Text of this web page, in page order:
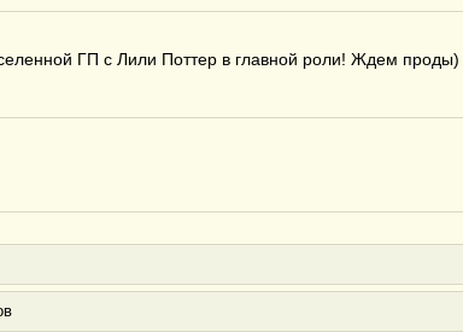
ГП с Лили Поттер в главной роли! Ждем проды)